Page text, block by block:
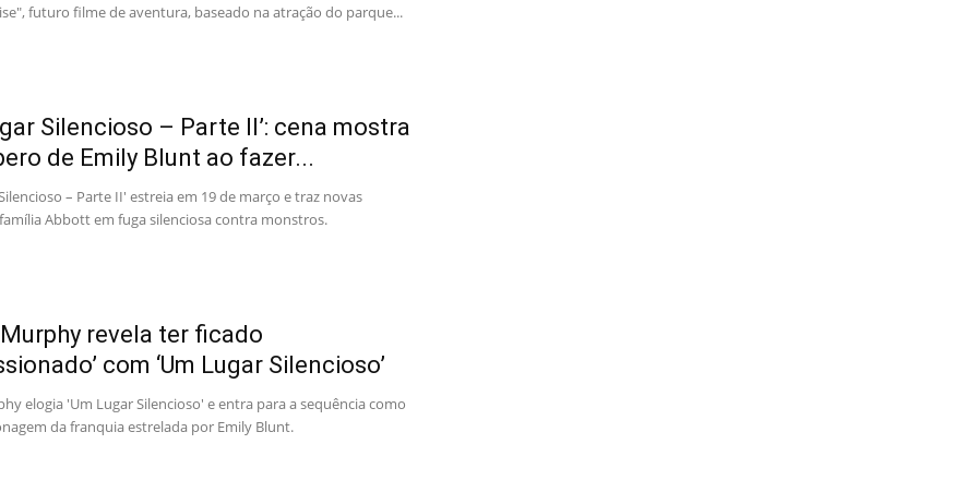
futuro filme de aventura, baseado na atração do parque...
Silencioso – Parte II’: cena mostra
de Emily Blunt ao fazer...
– Parte II' estreia em 19 de março e traz novas
Abbott em fuga silenciosa contra monstros.
revela ter ficado
com ‘Um Lugar Silencioso’
elogia 'Um Lugar Silencioso' e entra para a sequência como
da franquia estrelada por Emily Blunt.